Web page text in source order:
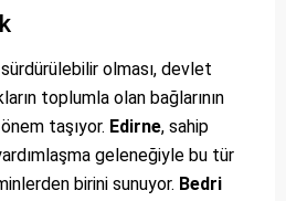
olması, devlet
toplumla olan bağlarının
taşıyor. Edirne, sahip
geleneğiyle bu tür
birini sunuyor. Bedri